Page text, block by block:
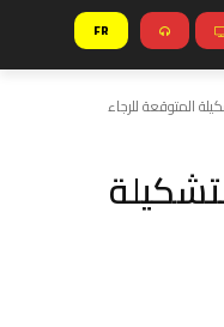
FR
المتوقعة للرجاء